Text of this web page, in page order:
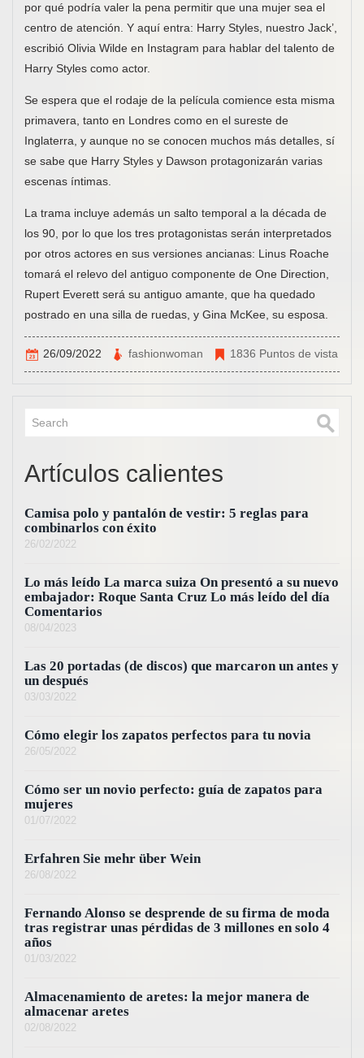
por qué podría valer la pena permitir que una mujer sea el
centro de atención. Y aquí entra: Harry Styles, nuestro Jack’,
escribió Olivia Wilde en Instagram para hablar del talento de
Harry Styles como actor.
Se espera que el rodaje de la película comience esta misma
primavera, tanto en Londres como en el sureste de
Inglaterra, y aunque no se conocen muchos más detalles, sí
se sabe que Harry Styles y Dawson protagonizarán varias
escenas íntimas.
La trama incluye además un salto temporal a la década de
los 90, por lo que los tres protagonistas serán interpretados
por otros actores en sus versiones ancianas: Linus Roache
tomará el relevo del antiguo componente de One Direction,
Rupert Everett será su antiguo amante, que ha quedado
postrado en una silla de ruedas, y Gina McKee, su esposa.
26/09/2022 fashionwoman 1836 Puntos de vista
Artículos calientes
Camisa polo y pantalón de vestir: 5 reglas para
combinarlos con éxito
26/02/2022
Lo más leído La marca suiza On presentó a su nuevo
embajador: Roque Santa Cruz Lo más leído del día
Comentarios
08/04/2023
Las 20 portadas (de discos) que marcaron un antes y
un después
03/03/2022
Cómo elegir los zapatos perfectos para tu novia
26/05/2022
Cómo ser un novio perfecto: guía de zapatos para
mujeres
01/07/2022
Erfahren Sie mehr über Wein
26/08/2022
Fernando Alonso se desprende de su firma de moda
tras registrar unas pérdidas de 3 millones en solo 4
años
01/03/2022
Almacenamiento de aretes: la mejor manera de
almacenar aretes
02/08/2022